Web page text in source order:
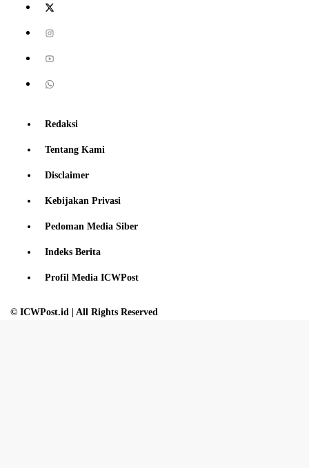
Redaksi
Tentang Kami
Disclaimer
Kebijakan Privasi
Pedoman Media Siber
Indeks Berita
Profil Media ICWPost
© ICWPost.id | All Rights Reserved